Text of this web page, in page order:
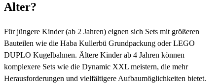
Alter?
Für jüngere Kinder (ab 2 Jahren) eignen sich Sets mit größeren
Bauteilen wie die Haba Kullerbü Grundpackung oder LEGO
DUPLO Kugelbahnen. Ältere Kinder ab 4 Jahren können
komplexere Sets wie die Dynamic XXL meistern, die mehr
Herausforderungen und vielfältigere Aufbaumöglichkeiten bietet.